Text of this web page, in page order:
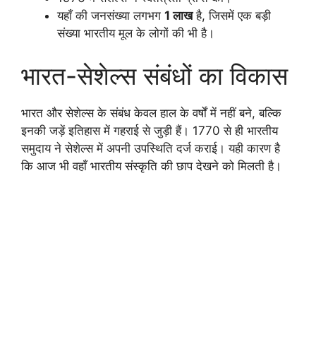
यहाँ की जनसंख्या लगभग 1 लाखहै, जिसमें एक बड़ी
संख्या भारतीय मूल के लोगों की भी है।
भारत-सेशेल्स संबंधों का विकास
भारत और सेशेल्स के संबंध केवल हाल के वर्षों में नहीं बने, बल्कि
इनकी जड़ें इतिहास में गहराई से जुड़ी हैं। 1770 से ही भारतीय
समुदाय ने सेशेल्स में अपनी उपस्थिति दर्ज कराई। यही कारण है
कि आज भी वहाँ भारतीय संस्कृति की छाप देखने को मिलती है।